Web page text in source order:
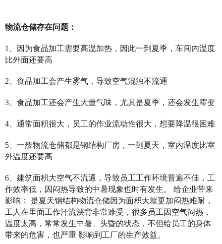
物流仓储存在问题：
1、因为食品加工需要高温加热，因此一到夏季，车间内温度
比外面还要高
2、食品加工会产生雾气，导致空气混浊不流通
3、食品加工还会产生大量气味，尤其是夏季，还会发生霉变
4、通常面积很大，员工的作业流动性很大，想要降温很困难
5、一般物流仓储都是钢结构厂房，一到夏天，室内温度比室
外温度还要高
6、建筑面积大空气不流通，导致员工工作环境普遍不佳，工
作效率低，因闷热导致的中暑现象也时有发生。 给企业带来
影响： 是夏天钢结构物流仓储因为面积大就更加闷热难耐，
工人在里面工作汗流浃背非常难受，很多员工因空气闷热，
温度太高，常常发生中暑、头昏的状态，不但给员工的身体
带来的危害，也严重 影响到工厂的生产效益。